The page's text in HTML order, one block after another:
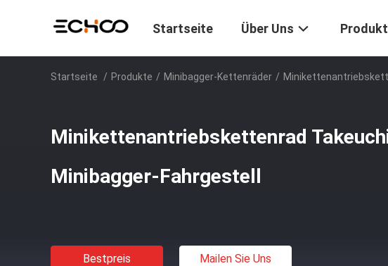
Startseite Über Uns
Startseite / Produkte / Minibagger-Kettenräder /
Minikettenantriebskettenrad
Minibagger-Fahrgestell
Bestpreis Mailen Sie Uns